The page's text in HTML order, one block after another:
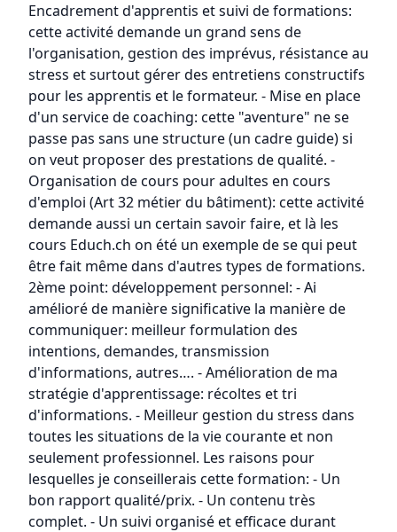
Encadrement d'apprentis et suivi de formations:
cette activité demande un grand sens de
l'organisation, gestion des imprévus, résistance au
stress et surtout gérer des entretiens constructifs
pour les apprentis et le formateur. - Mise en place
d'un service de coaching: cette "aventure" ne se
passe pas sans une structure (un cadre guide) si
on veut proposer des prestations de qualité. -
Organisation de cours pour adultes en cours
d'emploi (Art 32 métier du bâtiment): cette activité
demande aussi un certain savoir faire, et là les
cours Educh.ch on été un exemple de se qui peut
être fait même dans d'autres types de formations.
2ème point: développement personnel: - Ai
amélioré de manière significative la manière de
communiquer: meilleur formulation des
intentions, demandes, transmission
d'informations, autres…. - Amélioration de ma
stratégie d'apprentissage: récoltes et tri
d'informations. - Meilleur gestion du stress dans
toutes les situations de la vie courante et non
seulement professionnel. Les raisons pour
lesquelles je conseillerais cette formation: - Un
bon rapport qualité/prix. - Un contenu très
complet. - Un suivi organisé et efficace durant